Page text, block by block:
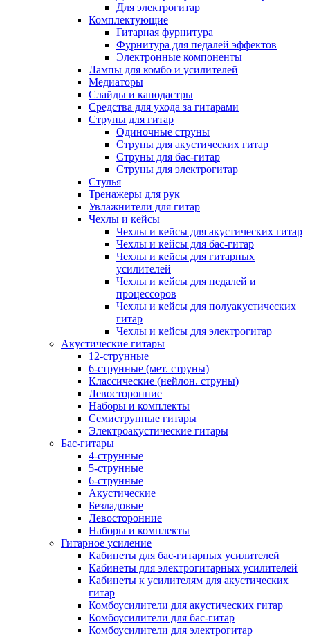
Для электрогитар
Комплектующие
Гитарная фурнитура
Фурнитура для педалей эффектов
Электронные компоненты
Лампы для комбо и усилителей
Медиаторы
Слайды и каподастры
Средства для ухода за гитарами
Струны для гитар
Одиночные струны
Струны для акустических гитар
Струны для бас-гитар
Струны для электрогитар
Стулья
Тренажеры для рук
Увлажнители для гитар
Чехлы и кейсы
Чехлы и кейсы для акустических гитар
Чехлы и кейсы для бас-гитар
Чехлы и кейсы для гитарных
усилителей
Чехлы и кейсы для педалей и
процессоров
Чехлы и кейсы для полуакустических
гитар
Чехлы и кейсы для электрогитар
Акустические гитары
12-струнные
6-струнные (мет. струны)
Классические (нейлон. струны)
Левосторонние
Наборы и комплекты
Семиструнные гитары
Электроакустические гитары
Бас-гитары
4-струнные
5-струнные
6-струнные
Акустические
Безладовые
Левосторонние
Наборы и комплекты
Гитарное усиление
Кабинеты для бас-гитарных усилителей
Кабинеты для электрогитарных усилителей
Кабинеты к усилителям для акустических
гитар
Комбоусилители для акустических гитар
Комбоусилители для бас-гитар
Комбоусилители для электрогитар